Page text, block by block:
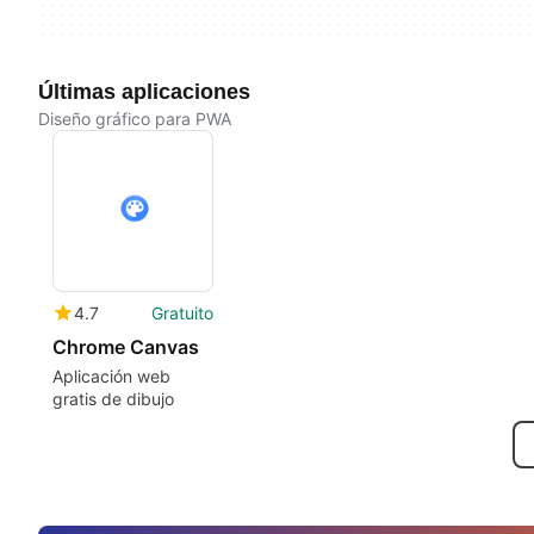
Últimas aplicaciones
Diseño gráfico para PWA
4.7 Gratuito
Chrome Canvas
Aplicación web
gratis de dibujo